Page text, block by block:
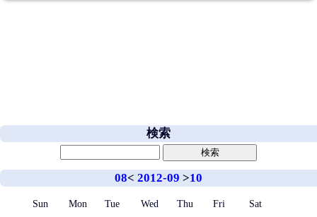
検索
08< 2012-09 >10
Sun Mon Tue Wed Thu Fri Sat